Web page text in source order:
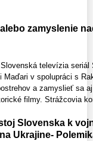
zamyslenie
televízia seriál
Maďari v spolupráci s
a zamyslieť sa
filmy. Strážcovia
Slovenska k
Ukrajine-